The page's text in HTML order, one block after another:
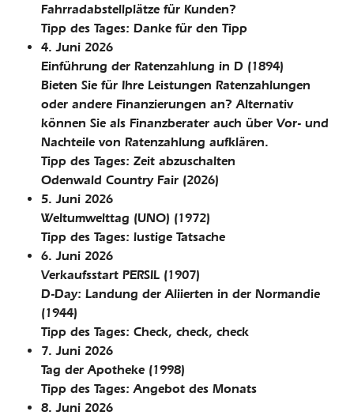
Fahrradabstellplätze für Kunden?
Tipp des Tages: Danke für den Tipp
4. Juni 2026
Einführung der Ratenzahlung in D (1894)
Bieten Sie für Ihre Leistungen Ratenzahlungen
oder andere Finanzierungen an? Alternativ
können Sie als Finanzberater auch über Vor- und
Nachteile von Ratenzahlung aufklären.
Tipp des Tages: Zeit abzuschalten
Odenwald Country Fair (2026)
5. Juni 2026
Weltumwelttag (UNO) (1972)
Tipp des Tages: lustige Tatsache
6. Juni 2026
Verkaufsstart PERSIL (1907)
D-Day: Landung der Aliierten in der Normandie
(1944)
Tipp des Tages: Check, check, check
7. Juni 2026
Tag der Apotheke (1998)
Tipp des Tages: Angebot des Monats
8. Juni 2026